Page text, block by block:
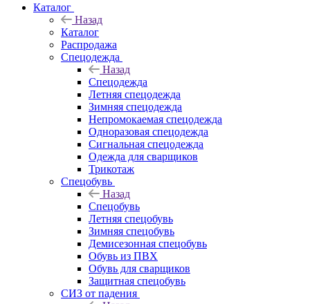
Каталог
Назад
Каталог
Распродажа
Спецодежда
Назад
Спецодежда
Летняя спецодежда
Зимняя спецодежда
Непромокаемая спецодежда
Одноразовая спецодежда
Сигнальная спецодежда
Одежда для сварщиков
Трикотаж
Спецобувь
Назад
Спецобувь
Летняя спецобувь
Зимняя спецобувь
Демисезонная спецобувь
Обувь из ПВХ
Обувь для сварщиков
Защитная спецобувь
СИЗ от падения